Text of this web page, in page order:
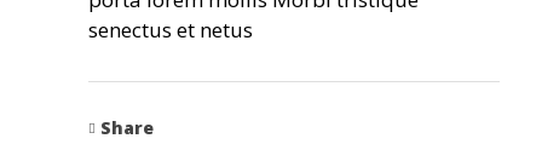
senectus et netus
Share